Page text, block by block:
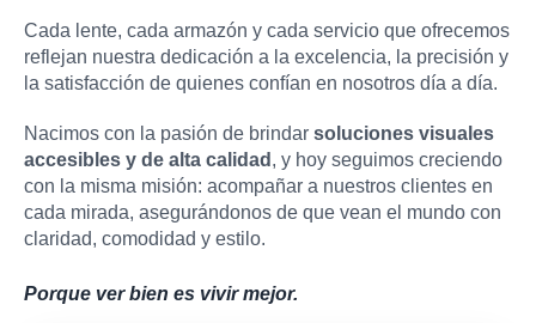
Cada lente, cada armazón y cada servicio que ofrecemos
reflejan nuestra dedicación a la excelencia, la precisión y
la satisfacción de quienes confían en nosotros día a día.
Nacimos con la pasión de brindar soluciones visuales
accesibles y de alta calidad , y hoy seguimos creciendo
con la misma misión: acompañar a nuestros clientes en
cada mirada, asegurándonos de que vean el mundo con
claridad, comodidad y estilo.
Porque ver bien es vivir mejor.